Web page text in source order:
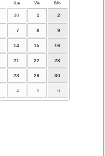
Jue Vie Sáb
30 1 2
7 8 9
14 15 16
21 22 23
28 29 30
4 5 6